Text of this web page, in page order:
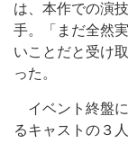
は、本作での演
手。「まだ全然
いことだと受け
った。
イベント終盤に
るキャストの３